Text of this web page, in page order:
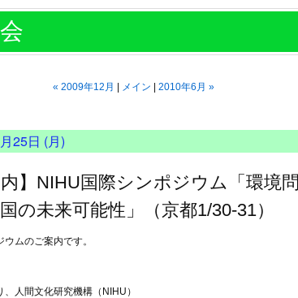
« 2009年12月 メイン 2010年6月 »
25日 (月)
】NIHU国際シンポジウム「環境問
の未来可能性」（京都1/30-31）
ムのご案内です。
、人間文化研究機構（NIHU）